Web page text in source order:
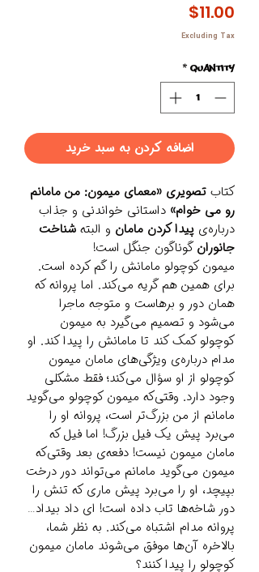
$11.00
Excluding Tax
Quantity
*
اضافه کردن به سبد خرید
کتاب تصویری «معمای میمون: من مامانم
رو می خوام» داستانی خواندنی و جذاب
درباره‌ی پیدا کردن مامان و البته شناخت
جانوران گوناگون جنگل است!
میمون کوچولو مامانش را گم کرده است.
برای همین هم گریه می‌کند. اما پروانه که
همان دور و برهاست و متوجه ماجرا
می‌شود و تصمیم می‌گیرد به میمون
کوچولو کمک کند تا مامانش را پیدا کند. او
مدام درباره‌ی ویژگی‌های مامان میمون
کوچولو از او سؤال می‌کند؛ فقط مشکلی
وجود دارد. وقتی‌که میمون کوچولو می‌گوید
مامانم از من بزرگ‌تر است، پروانه او را
می‌برد پیش یک فیل بزرگ! اما فیل که
مامان میمون نیست! دفعه‌ی بعد وقتی‌که
میمون می‌گوید مامانم می‌تواند دور درخت
بپیچد، او را می‌برد پیش ماری که تنش را
دور شاخه‌ها تاب داده است! ای داد بیداد…
پروانه مدام اشتباه می‌کند. به نظر شما،
بالاخره آن‌ها موفق می‌شوند مامان میمون
کوچولو را پیدا کنند؟